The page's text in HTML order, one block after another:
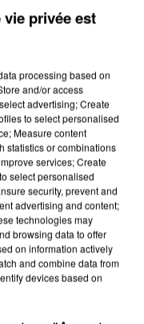
privée est
processing based on
and/or access
advertising; Create
to select personalised
Measure content
statistics or combinations
services; Create
select personalised
security, prevent and
advertising and content;
technologies may
browsing data to offer
on information actively
and combine data from
devices based on